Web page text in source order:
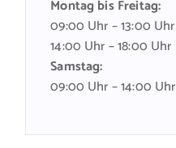
Montag bis Freitag:
09:00 Uhr – 13:00 Uhr
14:00 Uhr – 18:00 Uhr
Samstag:
09:00 Uhr – 14:00 Uhr